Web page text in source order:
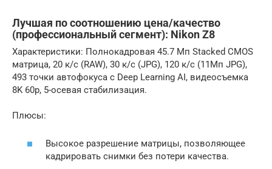
Лучшая по соотношению цена/качество
(профессиональный сегмент): Nikon Z8
Характеристики: Полнокадровая 45.7 Мп Stacked CMOS
матрица, 20 к/с (RAW), 30 к/с (JPG), 120 к/с (11Мп JPG),
493 точки автофокуса с Deep Learning AI, видеосъемка
8K 60p, 5-осевая стабилизация.
Плюсы:
Высокое разрешение матрицы, позволяющее
кадрировать снимки без потери качества.